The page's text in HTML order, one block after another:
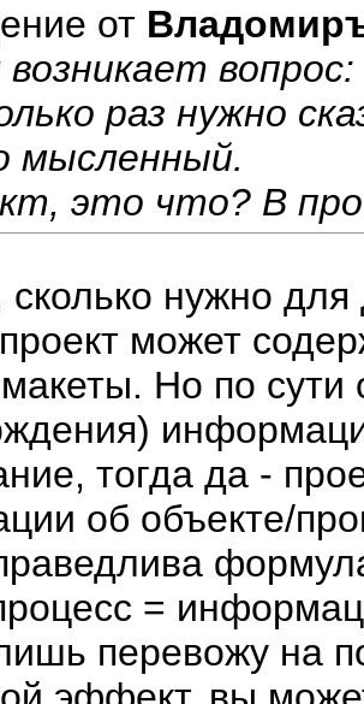
от
вопрос:
раз нужно
мысленный.
это что? В
сколько нужно
может
Но по
тогда да -
об объекте/
=
перевожу на